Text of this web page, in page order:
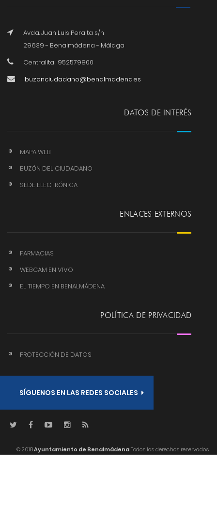
Avda. Juan Luis Peralta s/n
29639 - Benalmádena - Málaga
Centralita : 952579800
buzonciudadano@benalmadena.es
DATOS DE INTERÉS
MAPA WEB
BUZÓN DEL CIUDADANO
SEDE ELECTRÓNICA
ENLACES EXTERNOS
FARMACIAS
WEBCAM EN VIVO
EL TIEMPO EN BENALMÁDENA
POLÍTICA DE PRIVACIDAD
PROTECCIÓN DE DATOS
SÍGUENOS EN LAS REDES SOCIALES
© 2018Ayuntamiento de BenalmádenaTodos los derechos reservados.